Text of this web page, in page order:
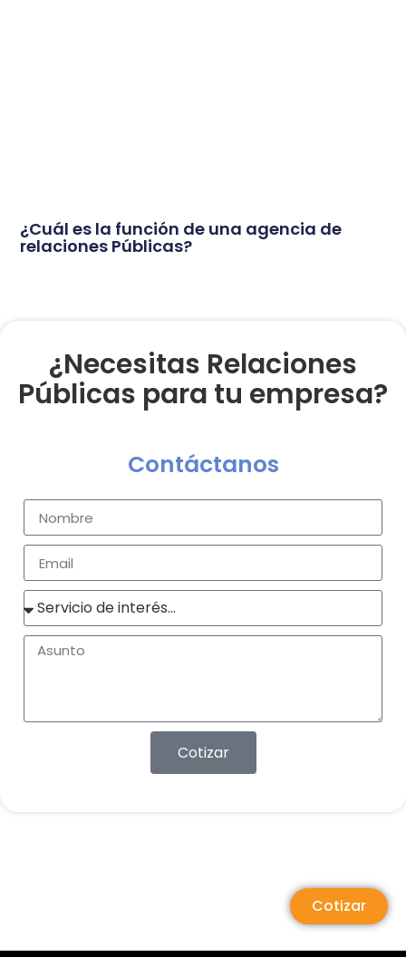
¿Cuál es la función de una agencia de
relaciones Públicas?
¿Necesitas Relaciones
Públicas para tu empresa?
Contáctanos
Cotizar
Cotizar